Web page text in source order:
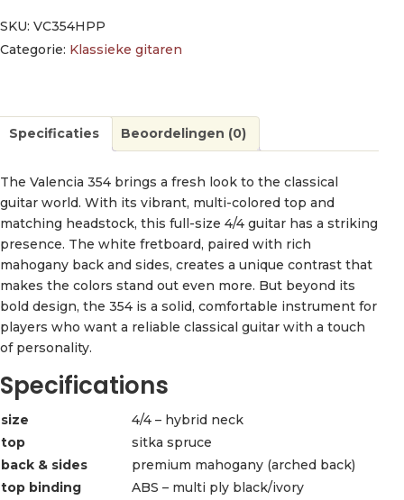
SKU: VC354HPP
Categorie: Klassieke gitaren
Specificaties Beoordelingen (0)
The Valencia 354 brings a fresh look to the classical
guitar world. With its vibrant, multi-colored top and
matching headstock, this full-size 4/4 guitar has a striking
presence. The white fretboard, paired with rich
mahogany back and sides, creates a unique contrast that
makes the colors stand out even more. But beyond its
bold design, the 354 is a solid, comfortable instrument for
players who want a reliable classical guitar with a touch
of personality.
Specifications
size
4/4 – hybrid neck
top
sitka spruce
back & sides
premium mahogany (arched back)
top binding
ABS – multi ply black/ivory